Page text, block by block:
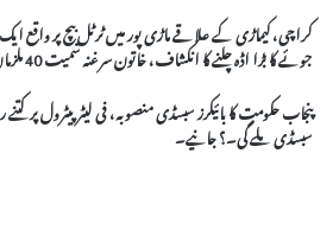
کراچی، کیماڑی کے علاقے ماڑی پور میں ٹرٹل بیچ پر واقع
جوئے کا بڑا اڈہ چلنے کا انکشاف، خاتون سرغنہ سمیت 40 ملزمان گرفتار
پنجاب حکومت کا بائیکرز سبسڈی منصوبہ، فی لیٹر پیٹرول پر
سبسڈی ملے گی۔؟ جانیے۔